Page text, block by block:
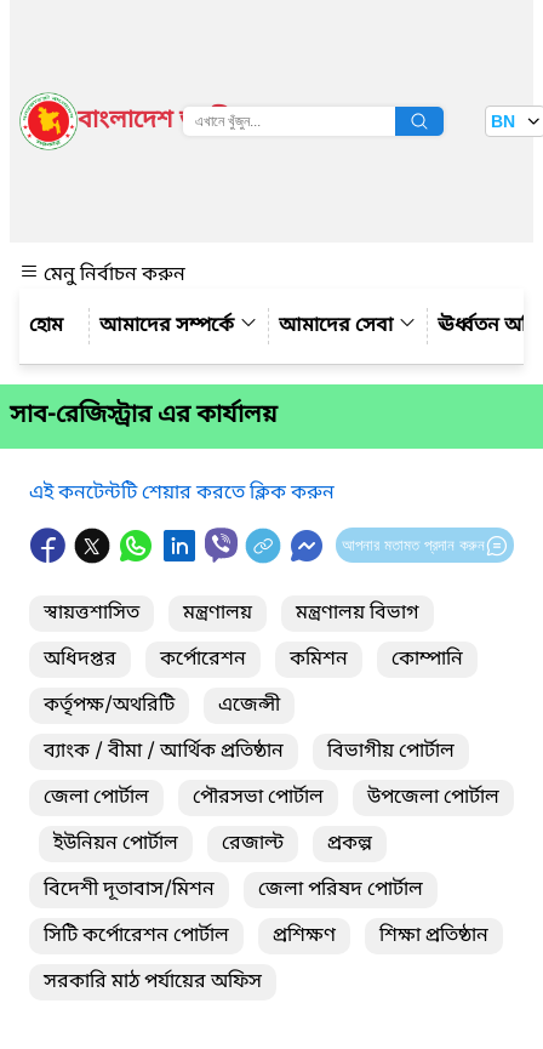
বাংলাদেশ জাতীয় তথ্য বাতায়ন BN
মেনু নির্বাচন করুন
আমাদের সম্পর্কে
আমাদের সেবা ঊর্ধ্বতন
সাব-রেজিস্ট্রার এর কার্যালয়
এই কনটেন্টটি শেয়ার করতে ক্লিক করুন
আপনার মতামত প্রদান করুন
স্বায়ত্তশাসিত মন্ত্রণালয়
মন্ত্রণালয় বিভাগ
অধিদপ্তর
কর্পোরেশন কমিশন
কোম্পানি
কর্তৃপক্ষ/অথরিটি
এজেন্সী
ব্যাংক / বীমা / আর্থিক প্রতিষ্ঠান
বিভাগীয় পোর্টাল
জেলা পোর্টাল
পৌরসভা পোর্টাল
উপজেলা পোর্টাল
ইউনিয়ন পোর্টাল
রেজাল্ট
প্রকল্প
বিদেশী দূতাবাস/মিশন
জেলা পরিষদ পোর্টাল
সিটি কর্পোরেশন পোর্টাল
প্রশিক্ষণ
শিক্ষা প্রতিষ্ঠান
সরকারি মাঠ পর্যায়ের অফিস